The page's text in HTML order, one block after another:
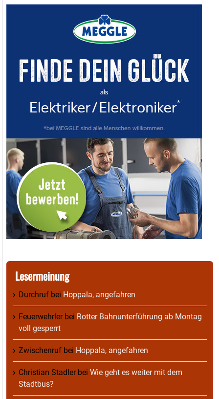
Lesermeinung
Durchruf bei Hoppala, angefahren
Feuerwehrlerbei Rotter Bahnunterführung ab Montag
voll gesperrt
Zwischenruf bei Hoppala, angefahren
Christian Stadlerbei Wie geht es weiter mit dem
Stadtbus?